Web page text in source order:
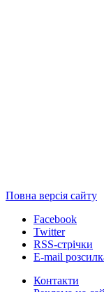
Повна версія сайту
Facebook
Twitter
RSS-стрічки
E-mail
Контакти